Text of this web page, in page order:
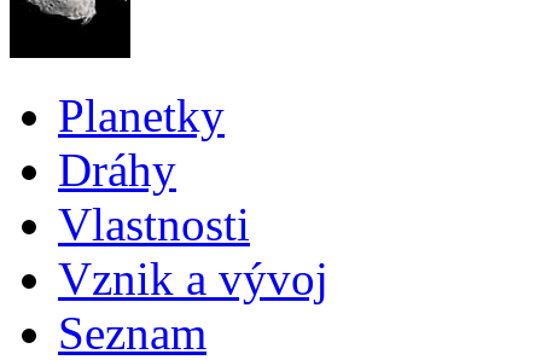
Planetky
Dráhy
Vlastnosti
Vznik a vývoj
Seznam